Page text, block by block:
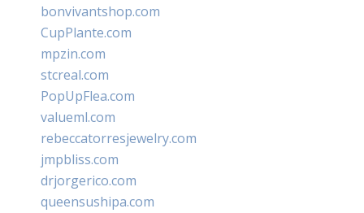
bonvivantshop.com
CupPlante.com
mpzin.com
stcreal.com
PopUpFlea.com
valueml.com
rebeccatorresjewelry.com
jmpbliss.com
drjorgerico.com
queensushipa.com